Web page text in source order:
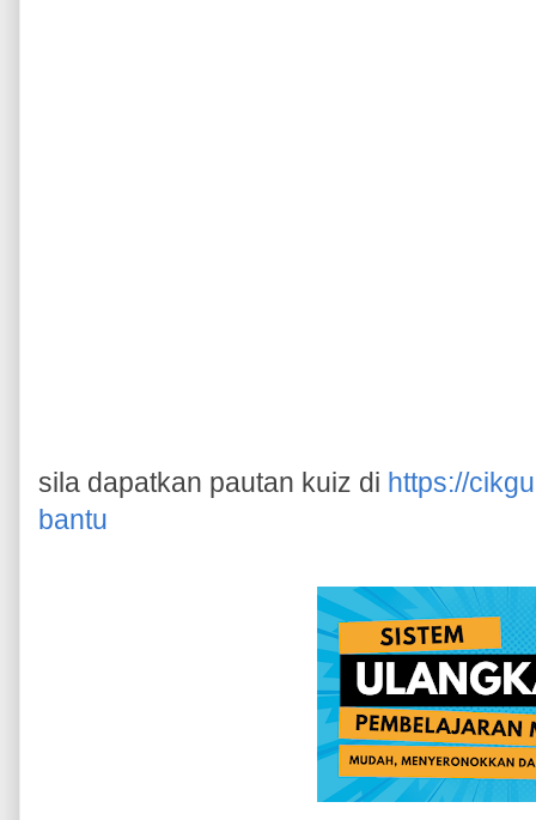
sila dapatkan pautan kuiz di https://
bantu